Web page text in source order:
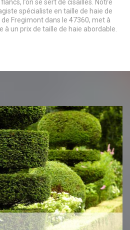
l’on se sert de cisailles. Notre
spécialiste en taille de haie de
Fregimont dans le 47360, met à
un prix de taille de haie abordable.